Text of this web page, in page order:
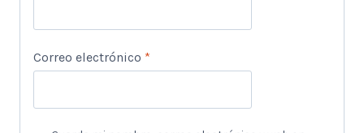
Correo electrónico *